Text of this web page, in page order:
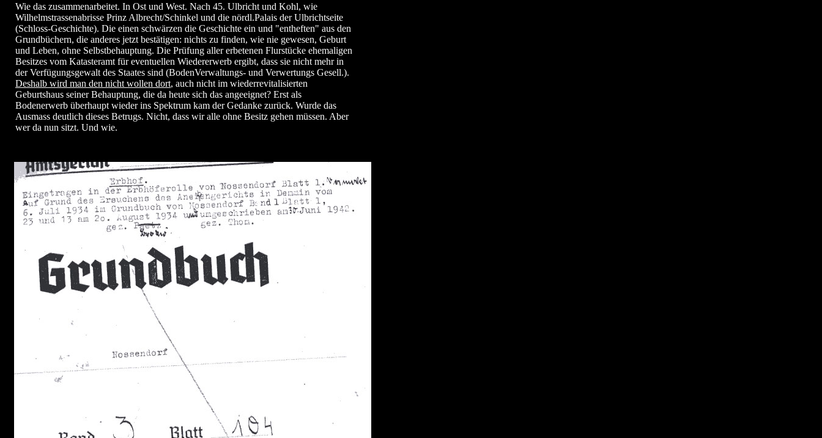
Wie das zusammenarbeitet. In Ost und West. Nach 45. Ulbricht und Kohl, wie
Wilhelmstrassenabrisse Prinz Albrecht/Schinkel und die nördl.Palais der Ulbrichtseite
(Schloss-Geschichte). Die einen schwärzen die Geschichte ein und "entheften" aus den
Grundbüchern, die anderes jetzt bestätigen: nichts zu finden, wie nie gewesen, Geburt
und Leben, ohne Selbstbehauptung. Die Prüfung aller erbetenen Flurstücke ehemaligen
Besitzes vom Katasteramt für eventuellen Wiedererwerb ergibt, dass sie nicht mehr in
der Verfügungsgewalt des Staates sind (BodenVerwaltungs- und Verwertungs Gesell.).
Deshalb wird man den nicht wollen dort, auch nicht im wiederrevitalisierten
Geburtshaus seiner Behauptung, die da heute sich das angeeignet? Erst als
Bodenerwerb überhaupt wieder ins Spektrum kam der Gedanke zurück. Wurde das
Ausmass deutlich dieses Betrugs. Nicht, dass wir alle ohne Besitz gehen müssen. Aber
wer da nun sitzt. Und wie.